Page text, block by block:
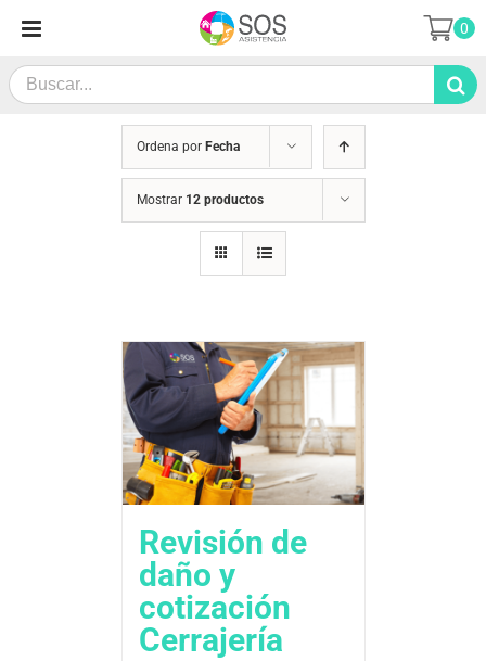
contenido
Search
for:
0
Ordena por Fecha
Mostrar 12 productos
Revisión de
daño y
cotización
Cerrajería